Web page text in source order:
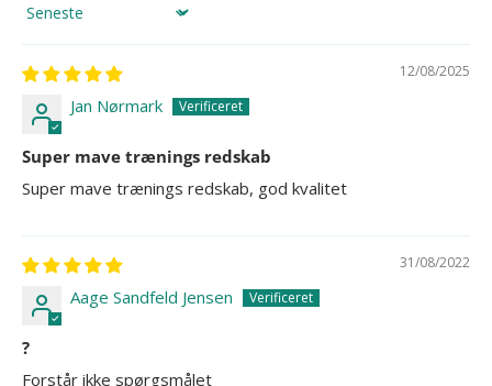
Sort by
12/08/2025
Jan Nørmark
Super mave trænings redskab
Super mave trænings redskab, god kvalitet
31/08/2022
Aage Sandfeld Jensen
?
Forstår ikke spørgsmålet